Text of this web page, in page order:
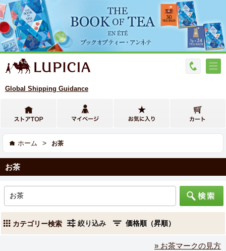
Global Shipping Guidance
ホーム > お茶
お茶
カテゴリー検索 絞り込み
» お茶マークの見方